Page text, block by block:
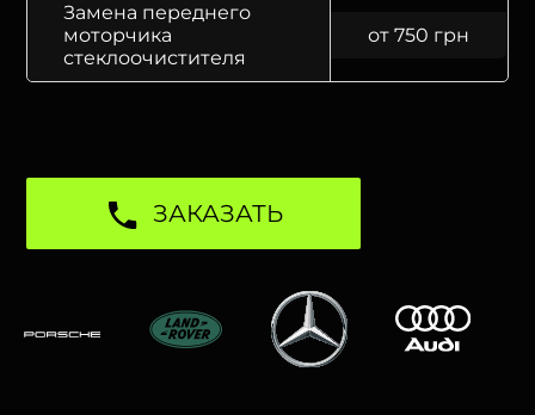
Замена переднего
моторчика
стеклоочистителя
от 750 грн
ЗАКАЗАТЬ